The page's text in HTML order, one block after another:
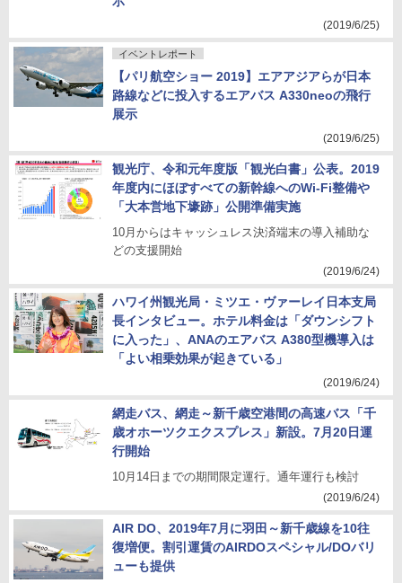
(2019/6/25)
イベントレポート
【パリ航空ショー 2019】エアアジアらが日本
路線などに投入するエアバス A330neoの飛行
展示
(2019/6/25)
観光庁、令和元年度版「観光白書」公表。2019
年度内にほぼすべての新幹線へのWi-Fi整備や
「大本営地下壕跡」公開準備実施
10月からはキャッシュレス決済端末の導入補助な
どの支援開始
(2019/6/24)
ハワイ州観光局・ミツエ・ヴァーレイ日本支局
長インタビュー。ホテル料金は「ダウンシフト
に入った」、ANAのエアバス A380型機導入は
「よい相乗効果が起きている」
(2019/6/24)
網走バス、網走～新千歳空港間の高速バス「千
歳オホーツクエクスプレス」新設。7月20日運
行開始
10月14日までの期間限定運行。通年運行も検討
(2019/6/24)
AIR DO、2019年7月に羽田～新千歳線を10往
復増便。割引運賃のAIRDOスペシャル/DOバリ
ューも提供